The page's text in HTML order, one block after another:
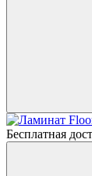
Бесплатная